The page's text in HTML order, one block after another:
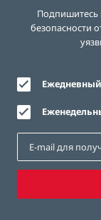
Подпишитесь
безопасности